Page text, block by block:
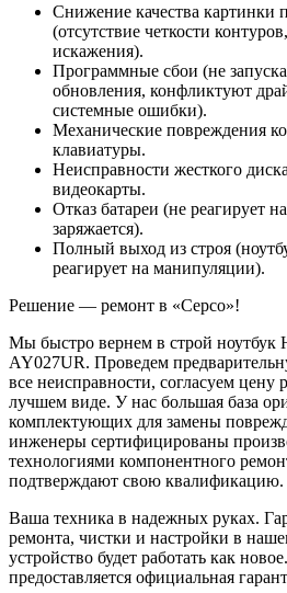
Снижение качества картинки
(отсутствие четкости
искажения).
Программные сбои (не
обновления, конфликтуют
системные ошибки).
Механические повреждения
клавиатуры.
Неисправности жесткого
видеокарты.
Отказ батареи (не реагирует
заряжается).
Полный выход из строя
реагирует на манипуляции).
Решение — ремонт в «Серсо»!
Мы быстро вернем в строй ноутбук
AY027UR. Проведем
все неисправности, согласуем
лучшем виде. У нас большая база
комплектующих для замены
инженеры сертифицированы
технологиями компонентного
подтверждают свою квалификацию.
Ваша техника в надежных руках.
ремонта, чистки и настройки в
устройство будет работать как
предоставляется официальная